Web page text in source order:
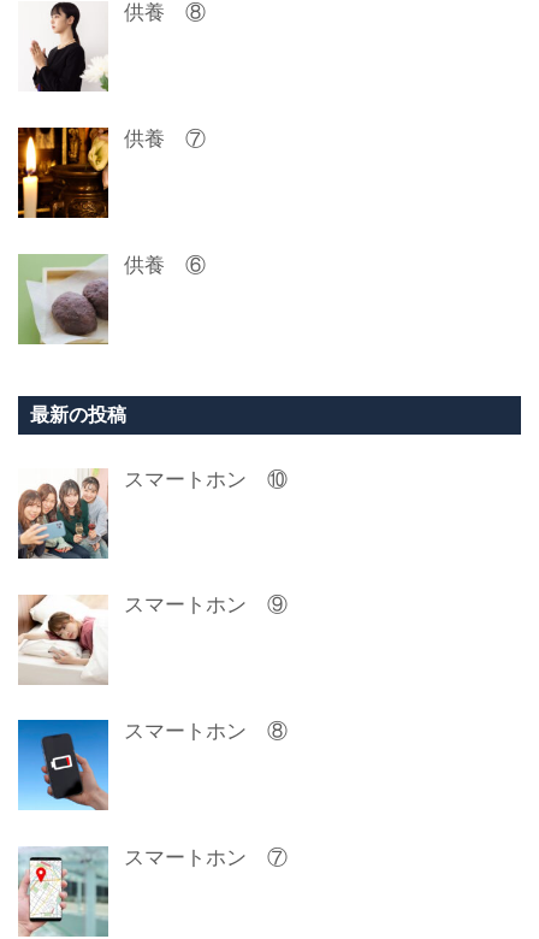
供養 ⑧
供養 ⑦
供養 ⑥
最新の投稿
スマートホン ⑩
スマートホン ⑨
スマートホン ⑧
スマートホン ⑦